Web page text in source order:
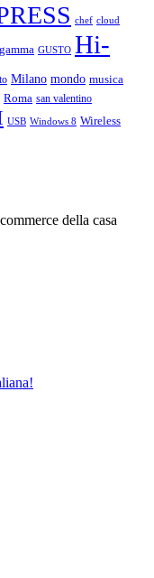
chef cloud
gamma GUSTO Hi-
Milano mondo musica
Roma san valentino
USB Windows 8 Wireless
della casa